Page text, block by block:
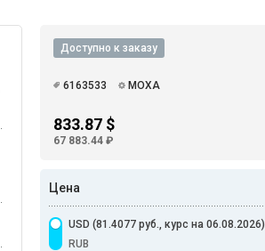
Доступно к заказу
6163533 MOXA
833.87 $
67 883.44 ₽
Цена
USD (81.4077 руб., курс на 06.08.2026)
RUB